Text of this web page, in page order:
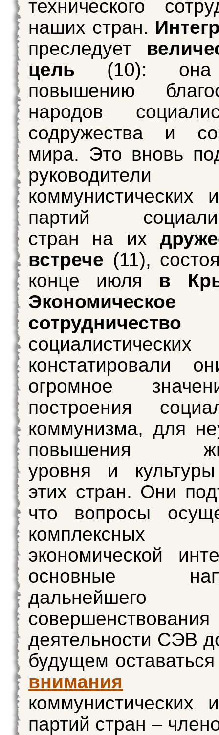
технического
наших стран.
преследует
цель (10): она
повышению
народов
содружества и
мира. Это вновь
руководители
коммунистических
партий
стран на их
встрече (11),
конце июля в
Экономическое
сотрудничество
констатировали
огромное
построения
коммунизма, для
повышения
уровня и
этих стран. Они
что вопросы
комплексных
экономической
основные
дальнейшего
совершенствования
деятельности СЭВ
будущем
внимания
коммунистических
партий стран –